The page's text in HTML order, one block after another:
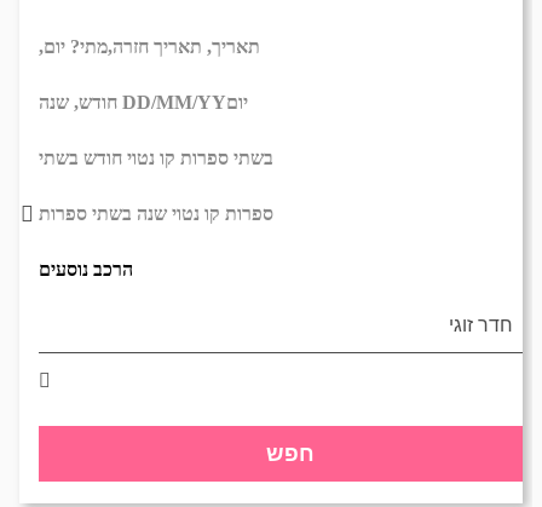
תאריך, תאריך חזרה,מתי? יום,
DD/MM/YYיום
בשתי ספרות קו נטוי חודש בשתי
ספרות קו נטוי שנה בשתי ספרות
הרכב נוסעים
חפש